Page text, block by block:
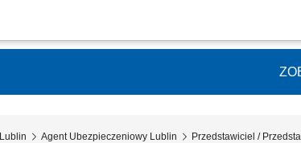
Budowanie i pozyskiwanie własnego portfela klientów oraz
Lublin Agent Ubezpieczeniowy Lublin Przedstawiciel /